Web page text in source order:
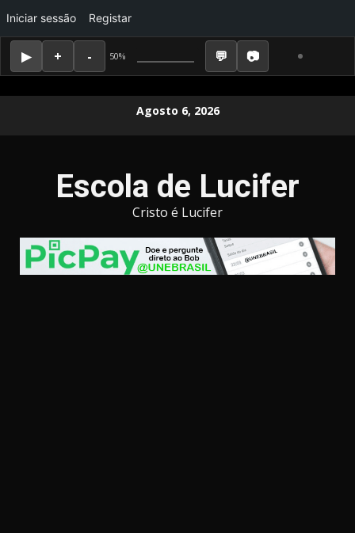
50%
Iniciar sessão Registar
Agosto 6, 2026
Escola de Lucifer
Cristo é Lucifer